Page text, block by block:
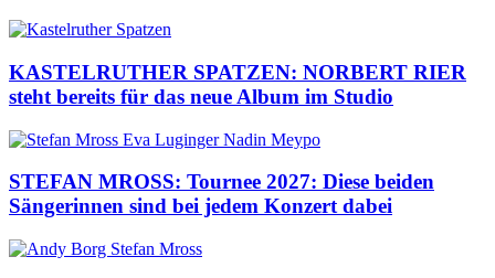
KASTELRUTHER SPATZEN: NORBERT RIER
steht bereits für das neue Album im Studio
STEFAN MROSS: Tournee 2027: Diese beiden
Sängerinnen sind bei jedem Konzert dabei